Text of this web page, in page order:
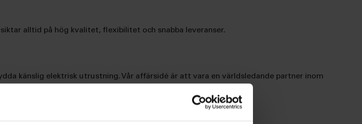
alltid på hög kvalitet, flexibilitet och snabba leveranser.
känslig elektrisk utrustning. Vår affärsidé är att vara en världsledande partner inom